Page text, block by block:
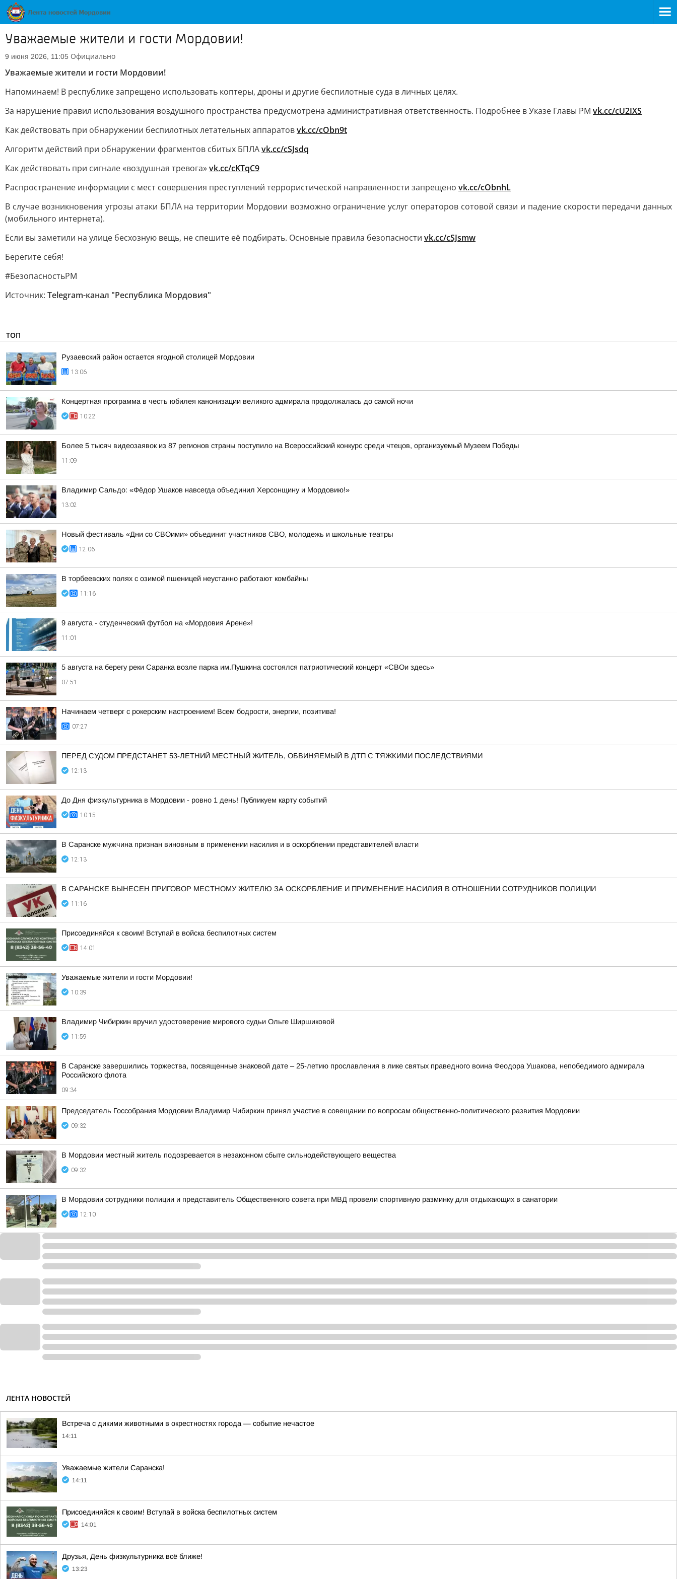
Уважаемые жители и гости Мордовии!
9 июня 2026, 11:05 Официально
Уважаемые жители и гости Мордовии!
Напоминаем! В республике запрещено использовать коптеры, дроны и другие беспилотные суда в личных целях.
За нарушение правил использования воздушного пространства предусмотрена административная ответственность. Подробнее в Указе Главы РМ vk.cc/cU2IXS
Как действовать при обнаружении беспилотных летательных аппаратовvk.cc/cObn9t
Алгоритм действий при обнаружении фрагментов сбитых БПЛАvk.cc/cSJsdq
Как действовать при сигнале «воздушная тревога»vk.cc/cKTqC9
Распространение информации с мест совершения преступлений террористической направленности запрещено vk.cc/cObnhL
В случае возникновения угрозы атаки БПЛА на территории Мордовии возможно ограничение услуг операторов сотовой связи и падение скорости передачи данных
(мобильного интернета).
Если вы заметили на улице бесхозную вещь, не спешите её подбирать. Основные правила безопасности vk.cc/cSJsmw
Берегите себя!
#БезопасностьРМ
Источник: Telegram-канал "Республика Мордовия"
ТОП
Рузаевский район остается ягодной столицей Мордовии
13:06
Концертная программа в честь юбилея канонизации великого адмирала продолжалась до самой ночи
10:22
Более 5 тысяч видеозаявок из 87 регионов страны поступило на Всероссийский конкурс среди чтецов, организуемый Музеем Победы
11:09
Владимир Сальдо: «Фёдор Ушаков навсегда объединил Херсонщину и Мордовию!»
13:02
Новый фестиваль «Дни со СВОими» объединит участников СВО, молодежь и школьные театры
12:06
В торбеевских полях с озимой пшеницей неустанно работают комбайны
11:16
9 августа - студенческий футбол на «Мордовия Арене»!
11:01
5 августа на берегу реки Саранка возле парка им.Пушкина состоялся патриотический концерт «СВОи здесь»
07:51
Начинаем четверг с рокерским настроением! Всем бодрости, энергии, позитива!
07:27
ПЕРЕД СУДОМ ПРЕДСТАНЕТ 53-ЛЕТНИЙ МЕСТНЫЙ ЖИТЕЛЬ, ОБВИНЯЕМЫЙ В ДТП С ТЯЖКИМИ ПОСЛЕДСТВИЯМИ
12:13
До Дня физкультурника в Мордовии - ровно 1 день! Публикуем карту событий
10:15
В Саранске мужчина признан виновным в применении насилия и в оскорблении представителей власти
12:13
В САРАНСКЕ ВЫНЕСЕН ПРИГОВОР МЕСТНОМУ ЖИТЕЛЮ ЗА ОСКОРБЛЕНИЕ И ПРИМЕНЕНИЕ НАСИЛИЯ В ОТНОШЕНИИ СОТРУДНИКОВ ПОЛИЦИИ
11:16
Присоединяйся к своим! Вступай в войска беспилотных систем
14:01
Уважаемые жители и гости Мордовии!
10:39
Владимир Чибиркин вручил удостоверение мирового судьи Ольге Ширшиковой
11:59
В Саранске завершились торжества, посвященные знаковой дате – 25-летию прославления в лике святых праведного воина Феодора Ушакова, непобедимого адмирала
Российского флота
09:34
Председатель Госсобрания Мордовии Владимир Чибиркин принял участие в совещании по вопросам общественно-политического развития Мордовии
09:32
В Мордовии местный житель подозревается в незаконном сбыте сильнодействующего вещества
09:32
В Мордовии сотрудники полиции и представитель Общественного совета при МВД провели спортивную разминку для отдыхающих в санатории
12:10
ЛЕНТА НОВОСТЕЙ
Встреча с дикими животными в окрестностях города — событие нечастое
14:11
Уважаемые жители Саранска!
14:11
Присоединяйся к своим! Вступай в войска беспилотных систем
14:01
Друзья, День физкультурника всё ближе!
13:23